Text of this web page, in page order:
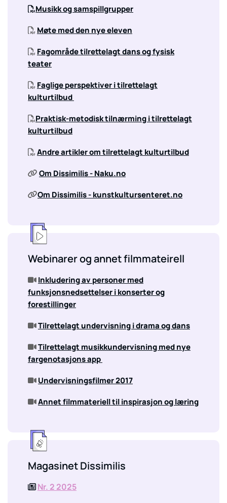
Musikk og samspillgrupper
 Møte med den nye eleven
 Fagområde tilrettelagt dans og fysisk
teater
 Faglige perspektiver i tilrettelagt
kulturtilbud
Praktisk-metodisk tilnærming i tilrettelagt
kulturtilbud
 Andre artikler om tilrettelagt kulturtilbud
 Om Dissimilis - Naku.no
Om Dissimilis - kunstkultursenteret.no
Webinarer og annet filmmateirell
 Inkludering av personer med
funksjonsnedsettelser i konserter og
forestillinger
 Tilrettelagt undervisning i drama og dans
 Tilrettelagt musikkundervisning med nye
fargenotasjons app
 Undervisningsfilmer 2017
 Annet filmmateriell til inspirasjon og læring
Magasinet Dissimilis
 Nr. 2 2025